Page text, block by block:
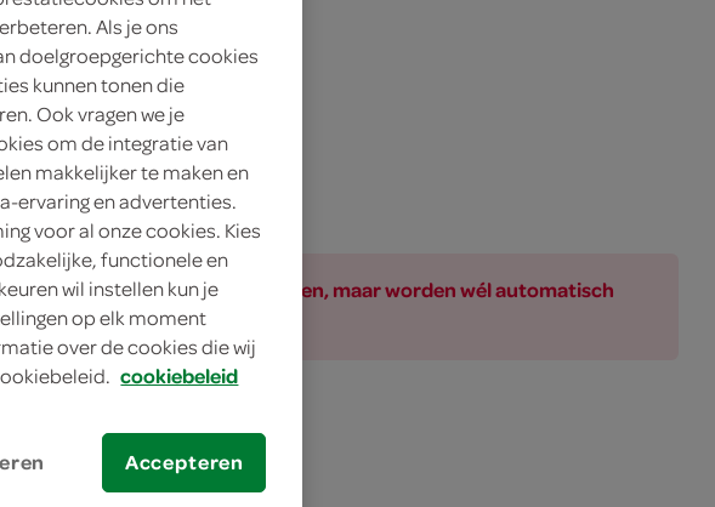
niet zichtbaar bij de producten, maar worden wél automatisch
Als je ons
doelgroepgerichte cookies
kunnen tonen die
Ook vragen we je
om de integratie van
makkelijker te maken en
ervaring en advertenties.
voor al onze cookies. Kies
functionele en
wil instellen kun je
op elk moment
over de cookies die wij
cookiebeleid
Accepteren